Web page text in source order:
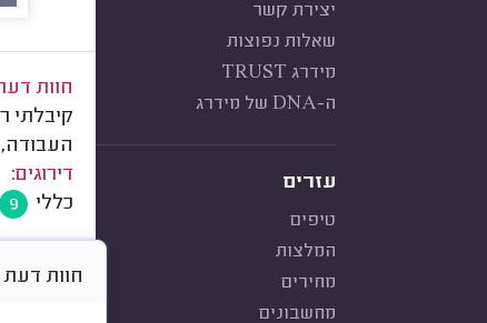
יצירת קשר
שאלות נפוצות
מידרג TRUST
ה-DNA של מידרג
עזרים
טיפים
המלצות
מחירים
מחשבונים
חוות
קיבלתי
העבודה,
דירוגים:
כללי
9
חוות דעת זו